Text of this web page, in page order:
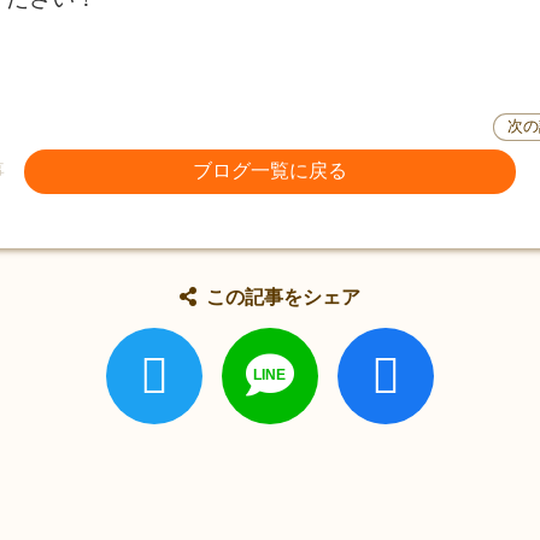
ブログ一覧に戻る
次
この記事をシェア